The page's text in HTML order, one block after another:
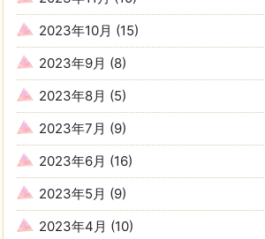
2023年10月 (15)
2023年9月 (8)
2023年8月 (5)
2023年7月 (9)
2023年6月 (16)
2023年5月 (9)
2023年4月 (10)